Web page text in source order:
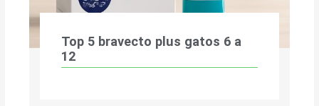
Top 5 bravecto plus gatos 6 a
12